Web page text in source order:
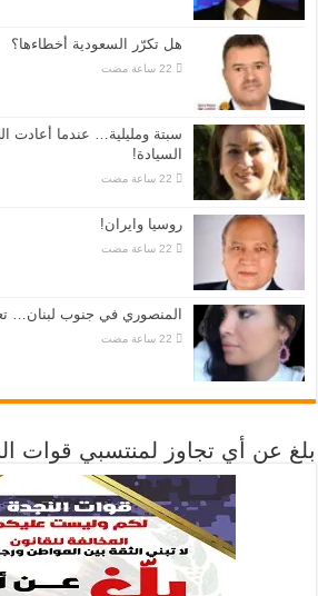
هل تكرّر السعودية أخطاءها؟
سبتة ومليلية… عندما أعادت
السيادة!
روسيا وايران!
المنصوري في جنوب لبنان…
بلغ عن أي تجاوز لمنتسبي قوات